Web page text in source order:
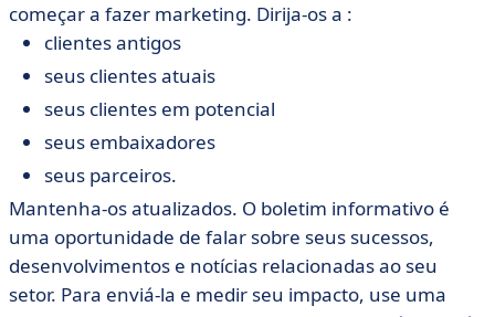
começar a fazer marketing. Dirija-os a :
clientes antigos
seus clientes atuais
seus clientes em potencial
seus embaixadores
seus parceiros.
Mantenha-os atualizados. O boletim informativo é
uma oportunidade de falar sobre seus sucessos,
desenvolvimentos e notícias relacionadas ao seu
setor. Para enviá-la e medir seu impacto, use uma